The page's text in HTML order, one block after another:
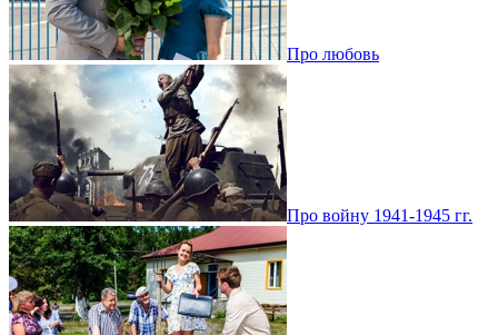
Про любовь
Про войну 1941-1945 гг.